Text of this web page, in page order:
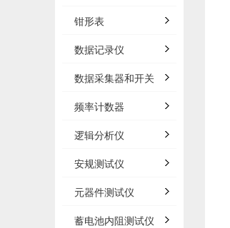
钳形表
数据记录仪
数据采集器和开关
频率计数器
逻辑分析仪
安规测试仪
元器件测试仪
蓄电池内阻测试仪